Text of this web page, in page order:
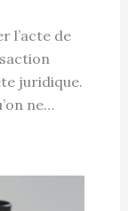
l’acte de
juridique.
ne…